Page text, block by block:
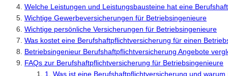
Welche Leistungen und Leistungsbausteine hat eine
Wichtige Gewerbeversicherungen für Betriebsingenieure
Wichtige persönliche Versicherungen für Betriebsingenieure
Was kostet eine Berufshaftpflichtversicherung für einen
Betriebsingenieur Berufshaftpflichtversicherung Angebote
FAQs zur Berufshaftpflichtversicherung für Betriebsingenieure
1. Was ist eine Berufshaftpflichtversicherung und